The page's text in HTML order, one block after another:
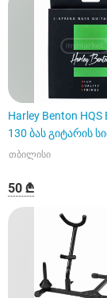
Harley Benton HQS
130 ბას გიტარის
თბილისი
50 ₾